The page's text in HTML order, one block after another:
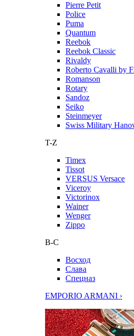
Pierre Petit
Police
Puma
Quantum
Reebok
Reebok Classic
Rivaldy
Roberto Cavalli by
Romanson
Rotary
Sandoz
Seiko
Steinmeyer
Swiss Military
T-Z
Timex
Tissot
VERSUS Versace
Viceroy
Victorinox
Wainer
Wenger
Zippo
В-С
Восход
Слава
Спецназ
EMPORIO ARMANI ›